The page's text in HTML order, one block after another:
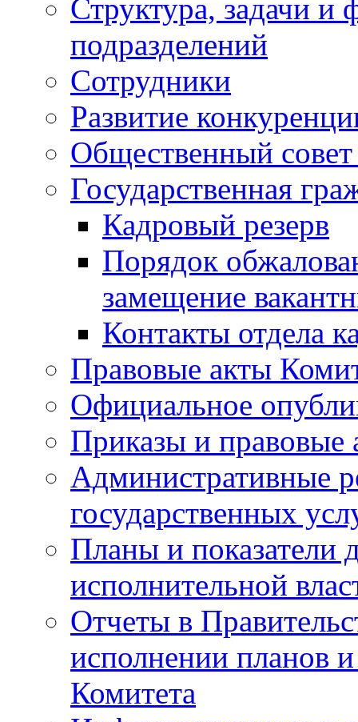
Структура, задачи и
подразделений
Сотрудники
Развитие
Общественный совет
Государственная
Кадровый резерв
Порядок
замещение
Контакты отдела
Правовые акты
Официальное
Приказы и правовые
Административные
государственных
Планы и показатели
исполнительной
Отчеты в
исполнении планов и
Комитета